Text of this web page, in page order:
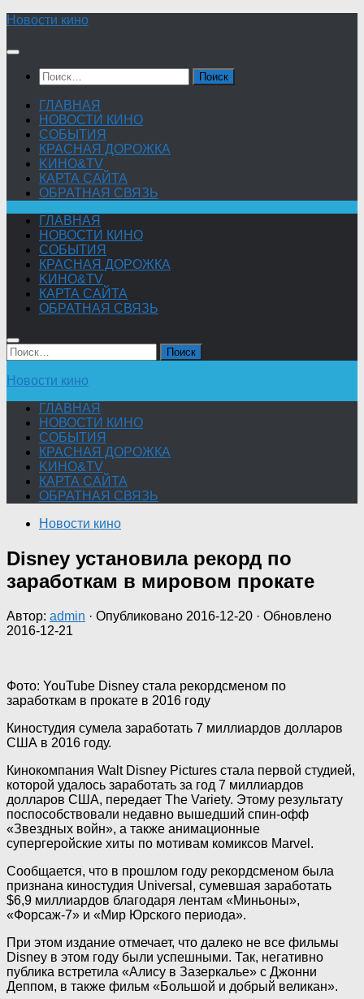
Skip
content
Новости кино
Найти:
ГЛАВНАЯ
НОВОСТИ КИНО
СОБЫТИЯ
КРАСНАЯ ДОРОЖКА
KИНО&TV
КАРТА САЙТА
ОБРАТНАЯ СВЯЗЬ
ГЛАВНАЯ
НОВОСТИ КИНО
СОБЫТИЯ
КРАСНАЯ ДОРОЖКА
KИНО&TV
КАРТА САЙТА
ОБРАТНАЯ СВЯЗЬ
Найти:
Новости кино
ГЛАВНАЯ
НОВОСТИ КИНО
СОБЫТИЯ
КРАСНАЯ ДОРОЖКА
KИНО&TV
КАРТА САЙТА
ОБРАТНАЯ СВЯЗЬ
Новости кино
Disney установила рекорд по
заработкам в мировом прокате
Автор: admin · Опубликовано 2016-12-20 · Обновлено
2016-12-21
Фото: YouTube Disney стала рекордсменом по
заработкам в прокате в 2016 году
Киностудия сумела заработать 7 миллиардов долларов
США в 2016 году.
Кинокомпания Walt Disney Pictures стала первой студией,
которой удалось заработать за год 7 миллиардов
долларов США, передает The Variety. Этому результату
поспособствовали недавно вышедший спин-офф
«Звездных войн», а также анимационные
супергеройские хиты по мотивам комиксов Marvel.
Сообщается, что в прошлом году рекордсменом была
признана киностудия Universal, сумевшая заработать
$6,9 миллиардов благодаря лентам «Миньоны»,
«Форсаж-7» и «Мир Юрского периода».
При этом издание отмечает, что далеко не все фильмы
Disney в этом году были успешными. Так, негативно
публика встретила «Алису в Зазеркалье» с Джонни
Деппом, в также фильм «Большой и добрый великан».